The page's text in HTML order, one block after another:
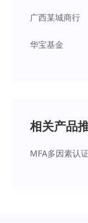
广西某城商行
华宝基金
相关产品
MFA多因素认证